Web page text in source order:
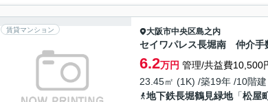
賃貸マンション 大阪市中央区島之内
セイワパレス長堀南 仲介手
6.2万円 管理/共益費10,500
23.45㎡ (1K) /築19年 /10階建
地下鉄長堀鶴見緑地「松屋